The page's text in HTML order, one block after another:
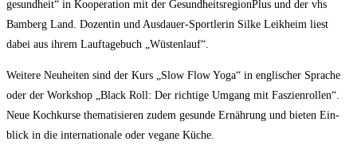
ge­sund­heit“ in Koope­ra­ti­on mit der Gesund­heits­re­gi­onPlus und der vhs
Bam­berg Land. Dozen­tin und Aus­dau­er-Sport­le­rin Sil­ke Leik­heim liest
dabei aus ihrem Lauft­age­buch „Wüs­ten­lauf“.
Wei­te­re Neu­hei­ten sind der Kurs „Slow Flow Yoga“ in eng­li­scher Spra­che
oder der Work­shop „Black Roll: Der rich­ti­ge Umgang mit Fas­zi­en­rol­len“.
Neue Koch­kur­se the­ma­ti­sie­ren zudem gesun­de Ernäh­rung und bie­ten Ein­
blick in die inter­na­tio­na­le oder vega­ne Küche.